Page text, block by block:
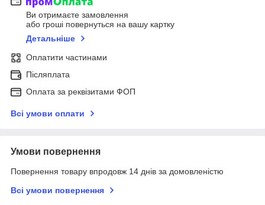
Ви отримаєте замовлення
або гроші повернуться на вашу картку
Детальніше
Оплатити частинами
Післяплата
Оплата за реквізитами ФОП
Всі умови оплати
Умови повернення
Повернення товару впродовж 14 днів за домовленістю
Всі умови повернення